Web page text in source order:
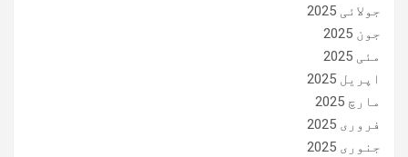
جولائی 2025
جون 2025
مئی 2025
اپریل 2025
مارچ 2025
فروری 2025
جنوری 2025